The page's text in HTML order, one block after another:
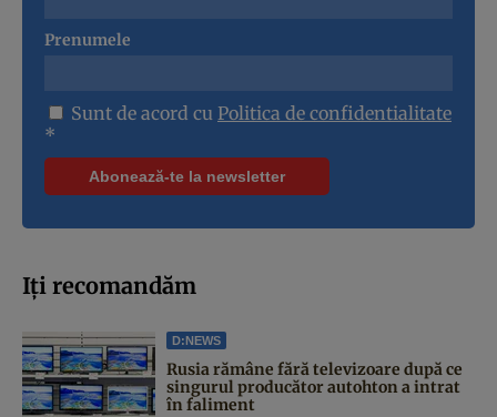
Prenumele
Sunt de acord cu Politica de confidentialitate
*
Iți recomandăm
D:NEWS
Rusia rămâne fără televizoare după ce
singurul producător autohton a intrat
în faliment